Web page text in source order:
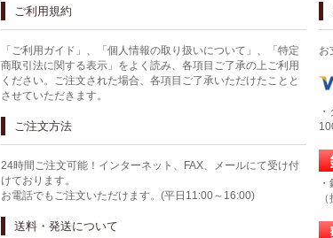
ご利用規約
「ご利用ガイド」、「個人情報の取り扱いについて」、「特定
商取引法に関する表示」をよく読み、各項目ご了承の上ご利用
ください。ご注文された場合、各項目ご了承いただけたことと
させていただきます。
ご注文方法
24時間ご注文可能！インターネット、FAX、メールにて受け付
けております。
お電話でもご注文いただけます。(平日11:00～16:00)
送料・発送について
お